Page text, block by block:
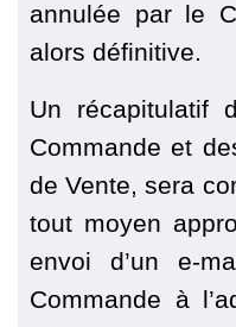
annulée par le
alors définitive.
Un récapitulatif
Commande et
de Vente, sera
tout moyen
envoi d’un e-
Commande à